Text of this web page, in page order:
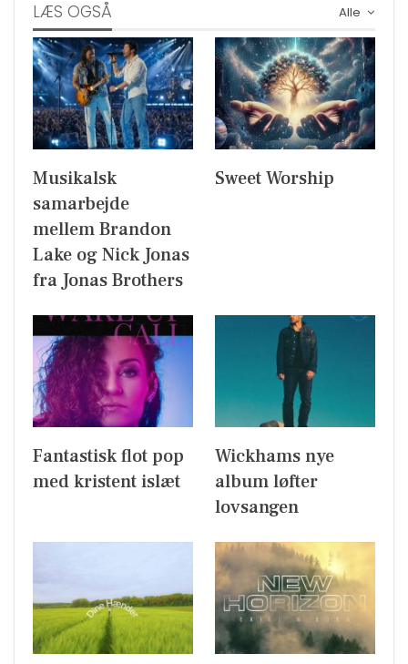
Alle
LÆS OGSÅ
Musikalsk
samarbejde
mellem Brandon
Lake og Nick Jonas
fra Jonas Brothers
Sweet Worship
Fantastisk flot pop
med kristent islæt
Wickhams nye
album løfter
lovsangen